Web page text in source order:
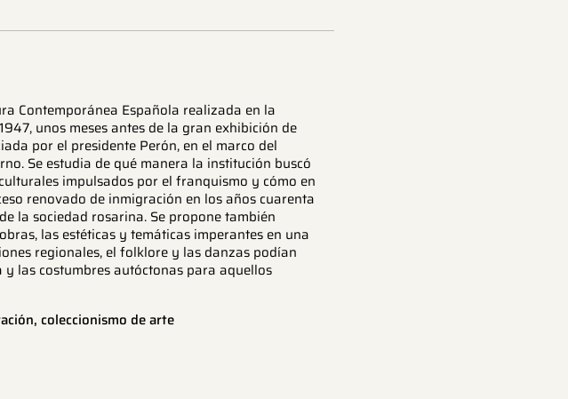
Contemporánea Española realizada en la
unos meses antes de la gran exhibición de
por el presidente Perón, en el marco del
Se estudia de qué manera la institución buscó
impulsados por el franquismo y cómo en
renovado de inmigración en los años cuarenta
la sociedad rosarina. Se propone también
las estéticas y temáticas imperantes en una
regionales, el folklore y las danzas podían
las costumbres autóctonas para aquellos
coleccionismo de arte